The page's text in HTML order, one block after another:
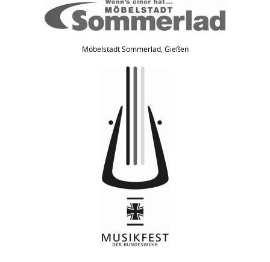
Möbelstadt Sommerlad, Gießen